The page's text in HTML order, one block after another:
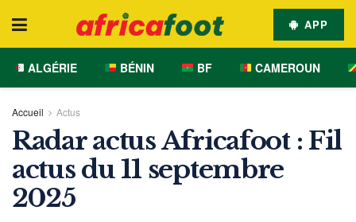
APP
ALGÉRIE BÉNIN BF CAMEROUN
Accueil Actus
Radar actus Africafoot : Fil
actus du 11 septembre
2025